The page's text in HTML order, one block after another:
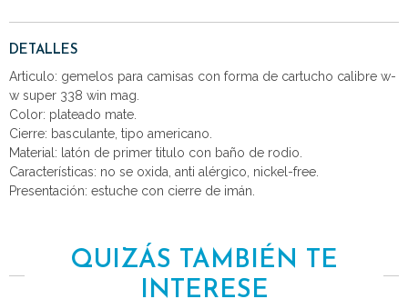
DETALLES
Articulo: gemelos para camisas con forma de cartucho calibre w-
w super 338 win mag.
Color: plateado mate.
Cierre: basculante, tipo americano.
Material: latón de primer titulo con baño de rodio.
Características: no se oxida, anti alérgico, nickel-free.
Presentación: estuche con cierre de imán.
QUIZÁS TAMBIÉN TE
INTERESE